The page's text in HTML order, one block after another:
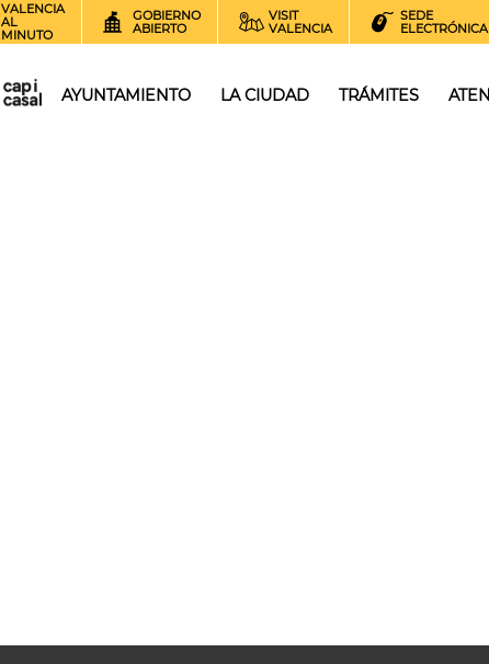
VALENCIA
AL
MINUTO
GOBIERNO
ABIERTO
VISIT
VALENCIA
SEDE
ELECTRÓNICA
AYUNTAMIENTO LA CIUDAD TRÁMITES